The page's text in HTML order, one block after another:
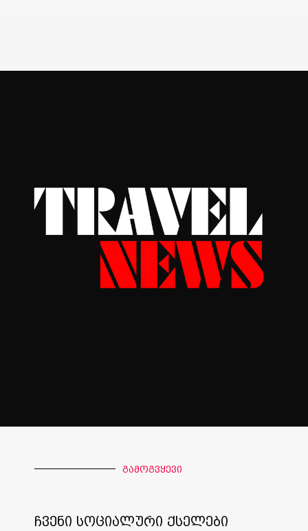
გამოგვყევი
ჩვენი სოციალური ქსელები